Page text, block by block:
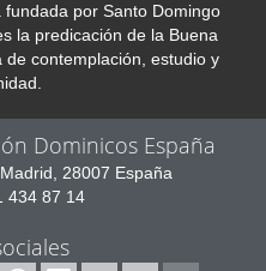
por Santo Domingo
la predicación de la Buena
contemplación, estudio y
Dominicos España
28007 España
434 87 14